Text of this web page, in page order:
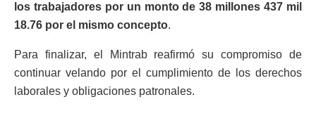
los trabajadores por un monto de 38 millones 437 mil
18.76 por el mismo concepto.
Para finalizar, el Mintrab reafirmó su compromiso de
continuar velando por el cumplimiento de los derechos
laborales y obligaciones patronales.